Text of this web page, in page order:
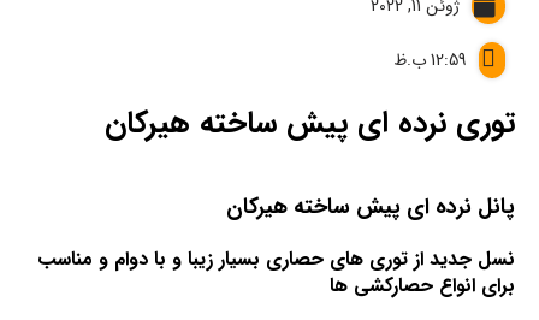
ژوئن 11, 2022
12:59 ب.ظ
توری نرده ای پیش ساخته هیرکان
پانل نرده ای پیش ساخته هیرکان
نسل جدید از توری های حصاری بسیار زیبا و با دوام و مناسب
برای انواع حصارکشی ها